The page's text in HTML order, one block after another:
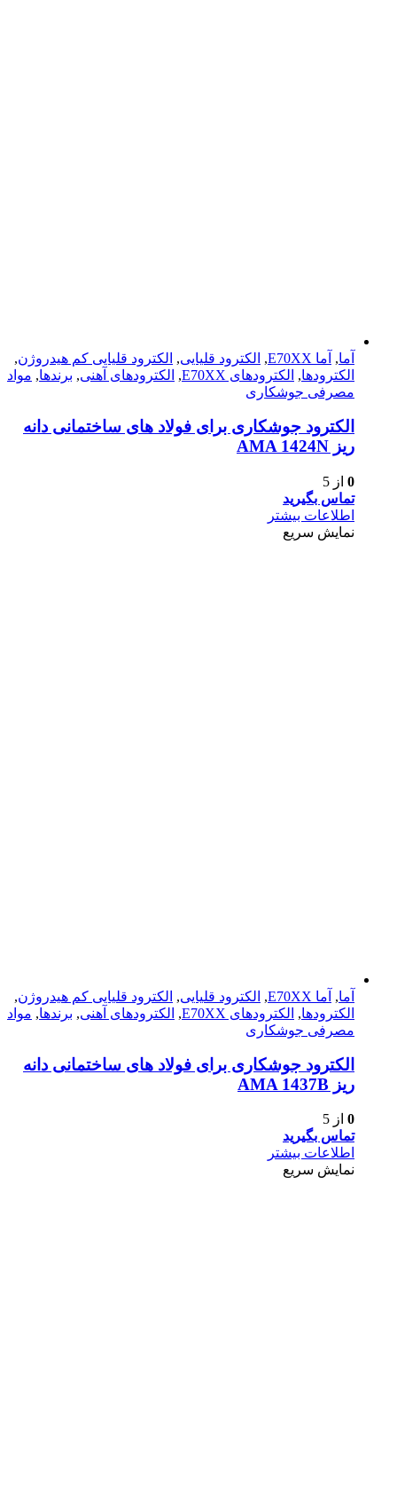
آما, آما E70XX , الکترود قلیایی, الکترود قلیایی کم هیدروژن,
الکترودها, الکترود‌های E70XX , الکترود‌های آهنی, برندها, مواد
مصرفی جوشکاری
الکترود جوشکاری برای فولاد های ساختمانی دانه
ریز AMA 1424N
0 از 5
تماس بگیرید
اطلاعات بیشتر
نمایش سریع
آما, آما E70XX , الکترود قلیایی, الکترود قلیایی کم هیدروژن,
الکترودها, الکترود‌های E70XX , الکترود‌های آهنی, برندها, مواد
مصرفی جوشکاری
الکترود جوشکاری برای فولاد های ساختمانی دانه
ریز AMA 1437B
0 از 5
تماس بگیرید
اطلاعات بیشتر
نمایش سریع